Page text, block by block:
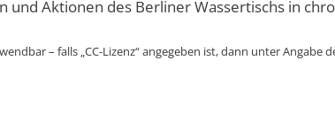
und Aktionen des Berliner Wassertischs in
– falls „CC-Lizenz“ angegeben ist, dann unter Angabe